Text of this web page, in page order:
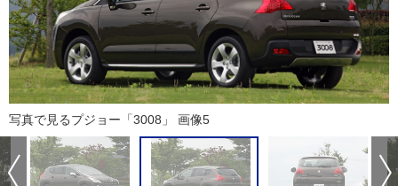
写真で見るプジョー「3008」 画像5